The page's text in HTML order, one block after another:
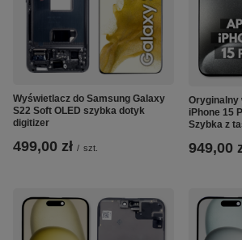
Wyświetlacz do Samsung Galaxy
S22 Soft OLED szybka dotyk
digitizer
499,00 zł / szt.
Oryginalny
iPhone 15
Szybka z
949,00